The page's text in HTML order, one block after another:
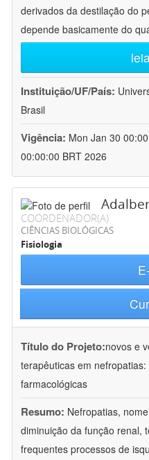
derivados da destilação do
depende basicamente do
Instituição/UF/País:
Brasil
Vigência: Mon Jan 30
00:00:00 BRT 2026
COORDENADOR(A)
CIÊNCIAS BIOLÓGICAS
Fisiologia
Título do Projeto:novos e
terapêuticas em
farmacológicas
Resumo: Nefropatias,
diminuição da função renal,
frequentes processos de